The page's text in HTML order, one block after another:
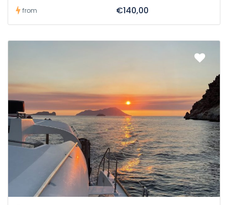
from €140,00